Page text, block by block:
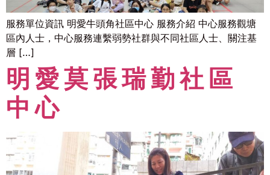
服務單位資訊 明愛牛頭角社區中心 服務介紹 中心服務觀塘
區內人士，中心服務連繫弱勢社群與不同社區人士、關注基
層 […]
明愛莫張瑞勤社區
中心